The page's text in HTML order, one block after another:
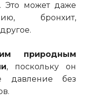
Это может даже
бронхит,
природным
, поскольку он
давление без